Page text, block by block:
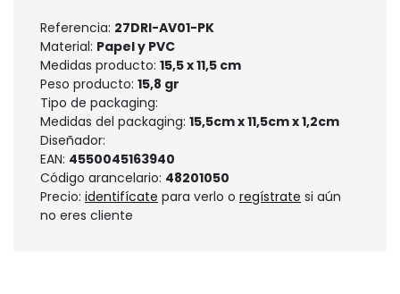
Referencia: 27DRI-AV01-PK
Material: Papel y PVC
Medidas producto: 15,5 x 11,5 cm
Peso producto: 15,8 gr
Tipo de packaging:
Medidas del packaging: 15,5cm x 11,5cm x 1,2cm
Diseñador:
EAN: 4550045163940
Código arancelario: 48201050
Precio: identifícate para verlo o regístrate si aún
no eres cliente